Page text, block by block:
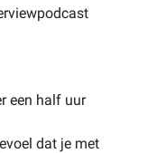
een half uur
dat je met